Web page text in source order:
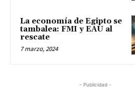
La economía de Egipto se
tambalea: FMI y EAU al
rescate
7 marzo, 2024
- Publicidad -